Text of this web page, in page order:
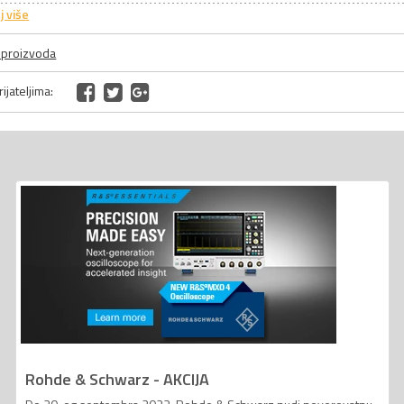
više
Rohde & Schwarz - AKCIJA